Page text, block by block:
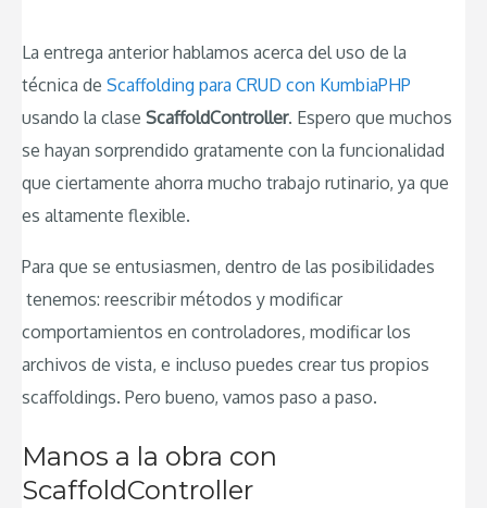
La entrega anterior hablamos acerca del uso de la
técnica de Scaffolding para CRUD con KumbiaPHP
usando la clase ScaffoldController. Espero que muchos
se hayan sorprendido gratamente con la funcionalidad
que ciertamente ahorra mucho trabajo rutinario, ya que
es altamente flexible.
Para que se entusiasmen, dentro de las posibilidades
tenemos: reescribir métodos y modificar
comportamientos en controladores, modificar los
archivos de vista, e incluso puedes crear tus propios
scaffoldings. Pero bueno, vamos paso a paso.
Manos a la obra con
ScaffoldController